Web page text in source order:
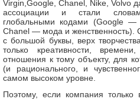
Virgin,Google, Chanel, Nike, Volvo
ассоциации и стали
глобальными кодами (Google —
Chanel — мода и женственность).
с большой буквы, верх
только креативности,
отношения к тому объекту, для
(и рационального, и
самом высоком уровне.
Поэтому, если компания